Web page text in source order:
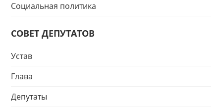
Социальная политика
СОВЕТ ДЕПУТАТОВ
Устав
Глава
Депутаты